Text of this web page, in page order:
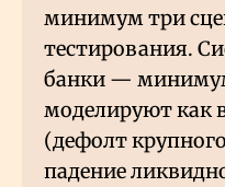
минимум три
тестирования.
банки —
моделируют как
(дефолт
падение